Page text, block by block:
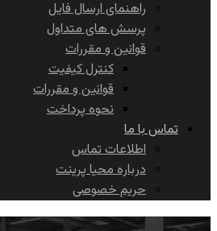
راهنمای ارسال فایل
پرسش های متداول
قوانین و مقررات
کنترل کیفیت
قوانین و مقررات
نحوه پرداخت
تماس با ما
اطلاعات تماس
درباره محیا پرینت
حریم خصوصی